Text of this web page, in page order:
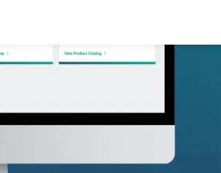
notre solution vous
Voir
La conformité nécessite la